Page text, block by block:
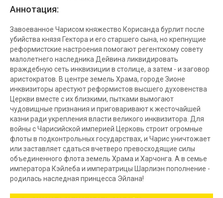
Аннотация:
Завоеванное Чарисом княжество Корисанда бурлит после
убийства князя Гектора и его старшего сына, но крепнущие
реформистские настроения помогают регентскому совету
малолетнего наследника Дейвина ликвидировать
враждебную сеть инквизиции в столице, а затем - и заговор
аристократов. В центре земель Храма, городе Зионе
инквизиторы арестуют реформистов высшего духовенства
Церкви вместе с их близкими, пытками вымогают
чудовищные признания и приговаривают к жесточайшей
казни ради укрепления власти великого инквизитора. Для
войны с Чарисийской империей Церковь строит огромные
флоты в подконтрольных государствах, и Чарис уничтожает
или заставляет сдаться вчетверо превосходящие силы
объединенного флота земель Храма и Харчонга. А в семье
императора Кэйлеба и императрицы Шарлиэн пополнение -
родилась наследная принцесса Эйлана!